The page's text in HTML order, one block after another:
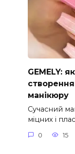
GEMELY:
манікюру
Сучасний
міцних і
0 15